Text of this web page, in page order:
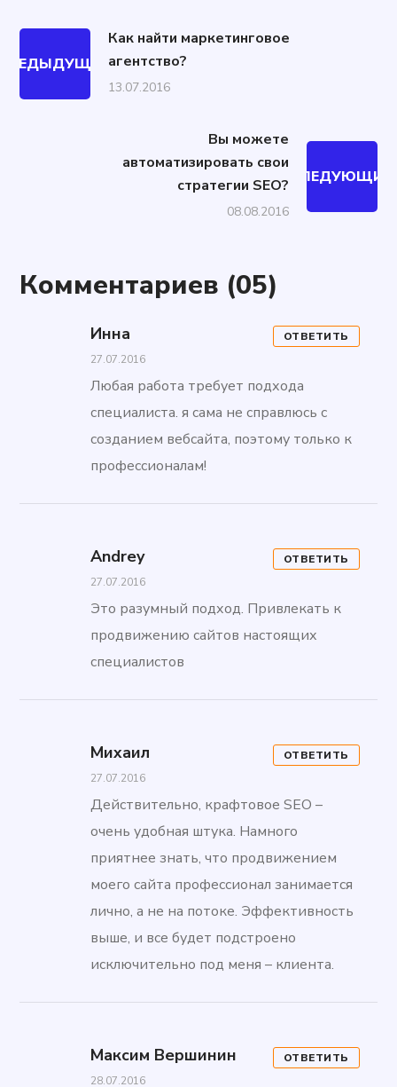
Как найти маркетинговое
агентство?
13.07.2016
Вы можете
автоматизировать свои
стратегии SEO?
08.08.2016
СЛЕДУЮЩИЙ
Комментариев (05)
Инна
27.07.2016
Любая работа требует подхода
специалиста. я сама не справлюсь с
созданием вебсайта, поэтому только к
профессионалам!
ОТВЕТИТЬ
Andrey
27.07.2016
Это разумный подход. Привлекать к
продвижению сайтов настоящих
специалистов
ОТВЕТИТЬ
Михаил
27.07.2016
Действительно, крафтовое SEO –
очень удобная штука. Намного
приятнее знать, что продвижением
моего сайта профессионал занимается
лично, а не на потоке. Эффективность
выше, и все будет подстроено
исключительно под меня – клиента.
ОТВЕТИТЬ
Максим Вершинин
28.07.2016
ОТВЕТИТЬ